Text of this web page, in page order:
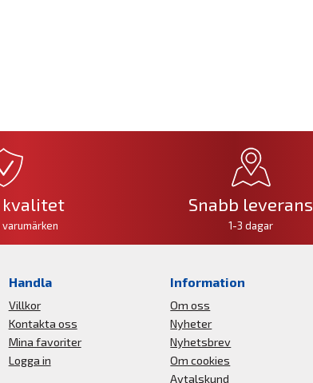
kvalitet Snabb leverans
1-3 dagar
Handla
Villkor
Kontakta oss
Mina favoriter
Logga in
Information
Om oss
Nyheter
Nyhetsbrev
Om cookies
Avtalskund